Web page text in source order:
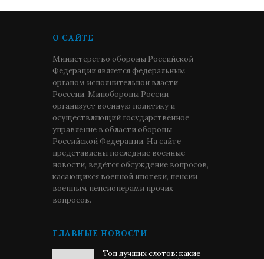
О САЙТЕ
Министерство обороны Российской
Федерации является федеральным
органом исполнительной власти
Росссии. Минобороны России
организует военную политику и
осуществляющий государственное
управление в области обороны
Российской Федерации. На сайте
представлены последние военные
новости, ведётся обсуждение вопросов,
касающихся военной ипотеки, пенсии
военным пенсионерами прочих
вопросов.
ГЛАВНЫЕ НОВОСТИ
Топ лучших слотов: какие